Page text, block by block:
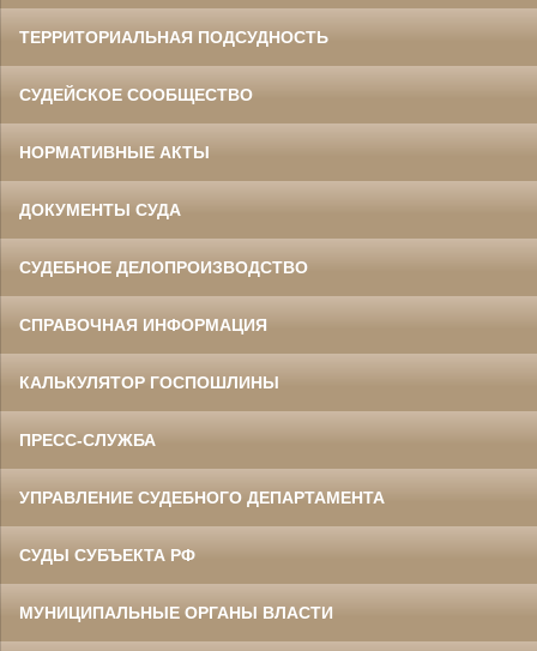
ТЕРРИТОРИАЛЬНАЯ ПОДСУДНОСТЬ
СУДЕЙСКОЕ СООБЩЕСТВО
НОРМАТИВНЫЕ АКТЫ
ДОКУМЕНТЫ СУДА
СУДЕБНОЕ ДЕЛОПРОИЗВОДСТВО
СПРАВОЧНАЯ ИНФОРМАЦИЯ
КАЛЬКУЛЯТОР ГОСПОШЛИНЫ
ПРЕСС-СЛУЖБА
УПРАВЛЕНИЕ СУДЕБНОГО ДЕПАРТАМЕНТА
СУДЫ СУБЪЕКТА РФ
МУНИЦИПАЛЬНЫЕ ОРГАНЫ ВЛАСТИ